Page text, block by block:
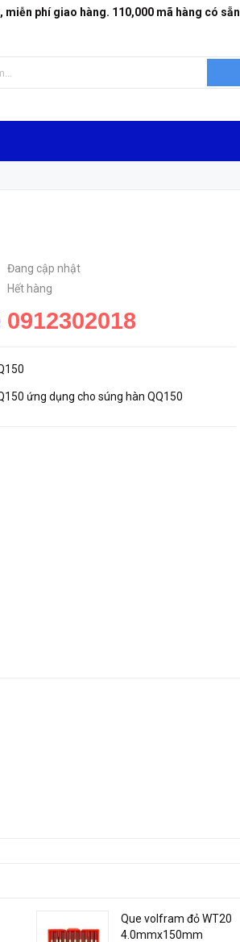
miễn phí giao hàng. 110,000 mã hàng có sẵn
Đang cập nhật
Hết hàng
0912302018
ứng dụng cho súng hàn QQ150
Que volfram đỏ WT20
4.0mmx150mm